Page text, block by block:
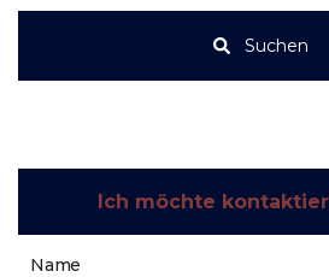
Suchen
Ich möchte
Name